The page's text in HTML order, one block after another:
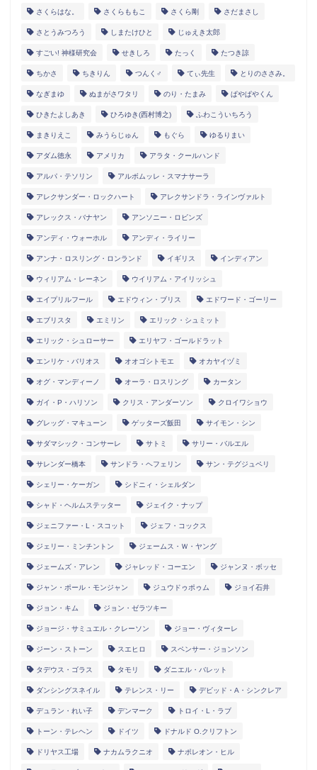
さくらはな。 さくらももこ さくら剛 さだまさし
さとうみつろう しまたけひと じゅえき太郎
すごい! 神様研究会 せきしろ たっく たつき諒
ちかさ ちきりん つんく♂ てぃ先生 とりのささみ。
なぎまゆ ぬまがさワタリ のり・たまみ ぱやぱやくん
ひきたよしあき ひろゆき(西村博之) ふわこういちろう
まきりえこ みうらじゅん もぐら ゆるりまい
アダム徳永 アメリカ アラタ・クールハンド
アルパ・テソリン アルボムッレ・スマナサーラ
アレクサンダー・ロックハート アレクサンドラ・ラインヴァルト
アレックス・バナヤン アンソニー・ロビンズ
アンディ・ウォーホル アンディ・ライリー
アンナ・ロスリング・ロンランド イギリス インディアン
ウィリアム・レーネン ウイリアム・アイリッシュ
エイプリルフール エドウィン・ブリス エドワード・ゴーリー
エブリスタ エミリン エリック・シュミット
エリック・シュローサー エリヤフ・ゴールドラット
エンリケ・バリオス オオゴシトモエ オカヤイヅミ
オグ・マンディーノ オーラ・ロスリング カータン
ガイ・P・ハリソン クリス・アンダーソン クロイワショウ
グレッグ・マキューン ゲッターズ飯田 サイモン・シン
サダマシック・コンサーレ サトミ サリー・バルエル
サレンダー橋本 サンドラ・ヘフェリン サン・テグジュペリ
シェリー・ケーガン シドニィ・シェルダン
シャド・ヘルムステッター ジェイク・ナップ
ジェニファー・L・スコット ジェフ・コックス
ジェリー・ミンチントン ジェームス・Ｗ・ヤング
ジェームズ・アレン ジャレッド・コーエン ジャンヌ・ボッセ
ジャン・ポール・モンジャン ジュウドゥポゥム ジョイ石井
ジョン・キム ジョン・ゼラツキー
ジョージ・サミュエル・クレーソン ジョー・ヴィターレ
ジーン・ストーン スエヒロ スペンサー・ジョンソン
タデウス・ゴラス タモリ ダニエル・バレット
ダンシングスネイル テレンス・リー デビッド・A・シンクレア
デュラン・れい子 デンマーク トロイ・L・ラブ
トーン・テレヘン ドイツ ドナルド O.クリフトン
ドリヤス工場 ナカムラクニオ ナポレオン・ヒル